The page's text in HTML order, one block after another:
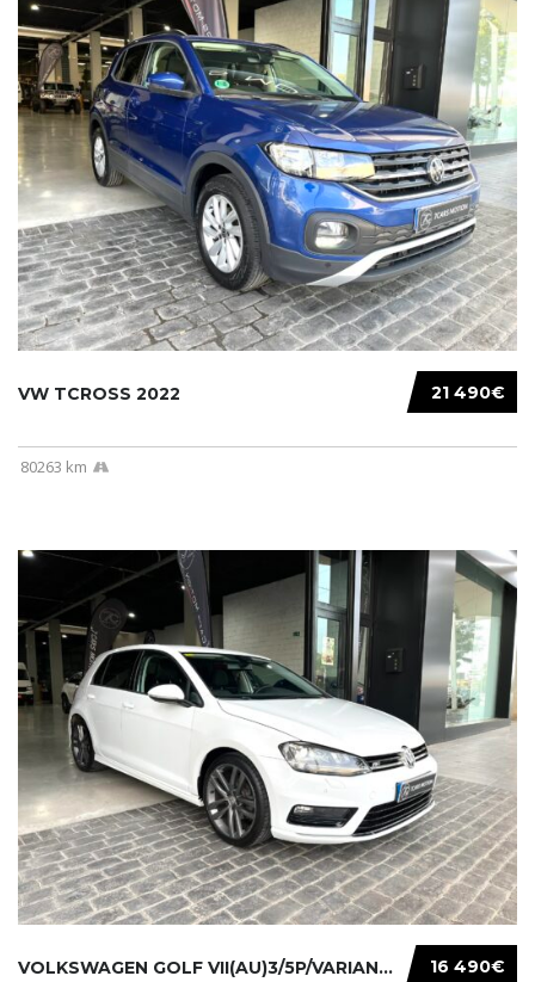
21 490€
VW TCROSS 2022
80263 km
16 490€
VOLKSWAGEN GOLF VII(AU)3/5P/VARIANT(12-16 20...